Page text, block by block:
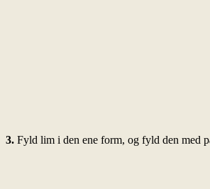
3. Fyld lim i den ene form, og fyld den med